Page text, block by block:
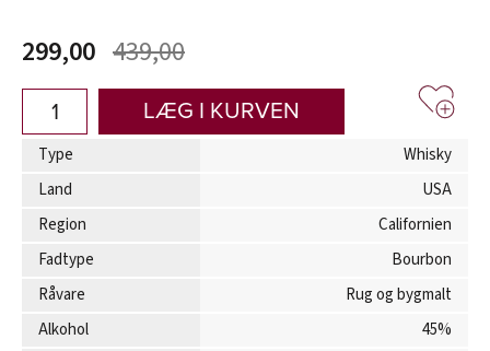
439,00
299,00
LÆG I KURVEN
Type
Whisky
Land
USA
Region
Californien
Fadtype
Bourbon
Råvare
Rug og bygmalt
Alkohol
45%